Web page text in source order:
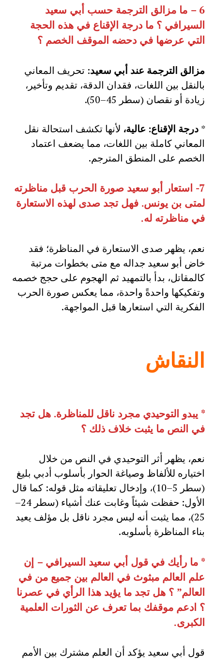
6 –
ما مزالق الترجمة حسب أبي سعيد
السيرافي ؟ ما درجة الإقناع في هذه الحجة
التي عرضها في دحضه الموقف الخصم ؟
مزالق الترجمة عند أبي سعيد: تحريف المعاني
بالنقل بين اللغات، فقدان الدقة، تقديم وتأخير،
زيادة أو نقصان (سطر 45–50).
* درجة الإقناع: عالية، لأنها تكشف استحالة نقل
المعاني كاملة بين اللغات، مما يضعف اعتماد
الخصم على المنطق المترجم.
7- استعار أبو سعيد صورة الحرب قبل مناظرته
لمتى بن يونس. فهل تجد صدى لهذه الاستعارة
في مناظرته له.
نعم، يظهر صدى الاستعارة في المناظرة؛ فقد
خاض أبو سعيد جداله مع متى بخطوات مرتبة
كالمقاتل، بدأ بالتمهيد ثم الهجوم على حجج خصمه
وتفكيكها واحدةً واحدة، مما يعكس صورة الحرب
الفكرية التي استعارها قبل المواجهة.
النقاش
* يبدو التوحيدي مجرد ناقل للمناظرة. هل تجد
في النص ما يثبت خلاف ذلك ؟
نعم، يظهر أثر التوحيدي في النص من خلال
اختياره للألفاظ وصياغة الحوار بأسلوب أدبي بليغ
(سطر 5–10)، وإدخال تعليقاته مثل قوله: كما قال
الأول: حفظت شيئاً وغابت عنك أشياء (سطر 24–
25)، مما يثبت أنه ليس مجرد ناقل بل مؤلف يعيد
بناء المناظرة بأسلوبه.
* ما رأيك في قول أبي سعيد السيرافي – إن
علم العالم مبثوث في العالم بين جميع من في
العالم” ؟ هل تجد ما يؤيد هذا الرأي في عصرنا
؟ ادعم موقفك بما تعرف عن الثورات العلمية
الكبرى.
قول أبي سعيد يؤكد أن العلم مشترك بين الأمم